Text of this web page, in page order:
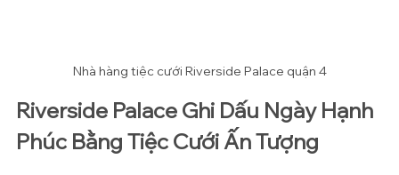
Nhà hàng tiệc cưới Riverside Palace quận 4
Riverside Palace Ghi Dấu Ngày Hạnh
Phúc Bằng Tiệc Cưới Ấn Tượng